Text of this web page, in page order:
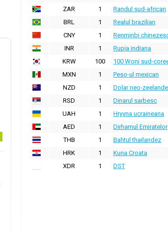
ZAR
1 Randul sud-african
BRL
1 Realul brazilian
CNY
1 Renminbi
INR
1 Rupia indiana
KRW
100 100 Woni sud-
MXN
1 Peso-ul mexican
NZD
1 Dolar neo-
RSD
1 Dinarul sarbesc
UAH
1 Hryvna ucraineana
AED
1 Dirhamul Emiratelor
THB
1 Bahtul thailandez
HRK
1 Kuna Croata
XDR
1 DST